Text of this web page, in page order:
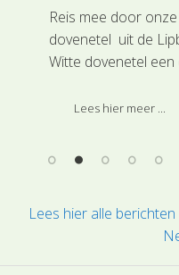
Reis mee door
dovenetel uit de
Witte dovenetel
tot 60 cm hoog en
Lees hier meer ...
Lees hier alle